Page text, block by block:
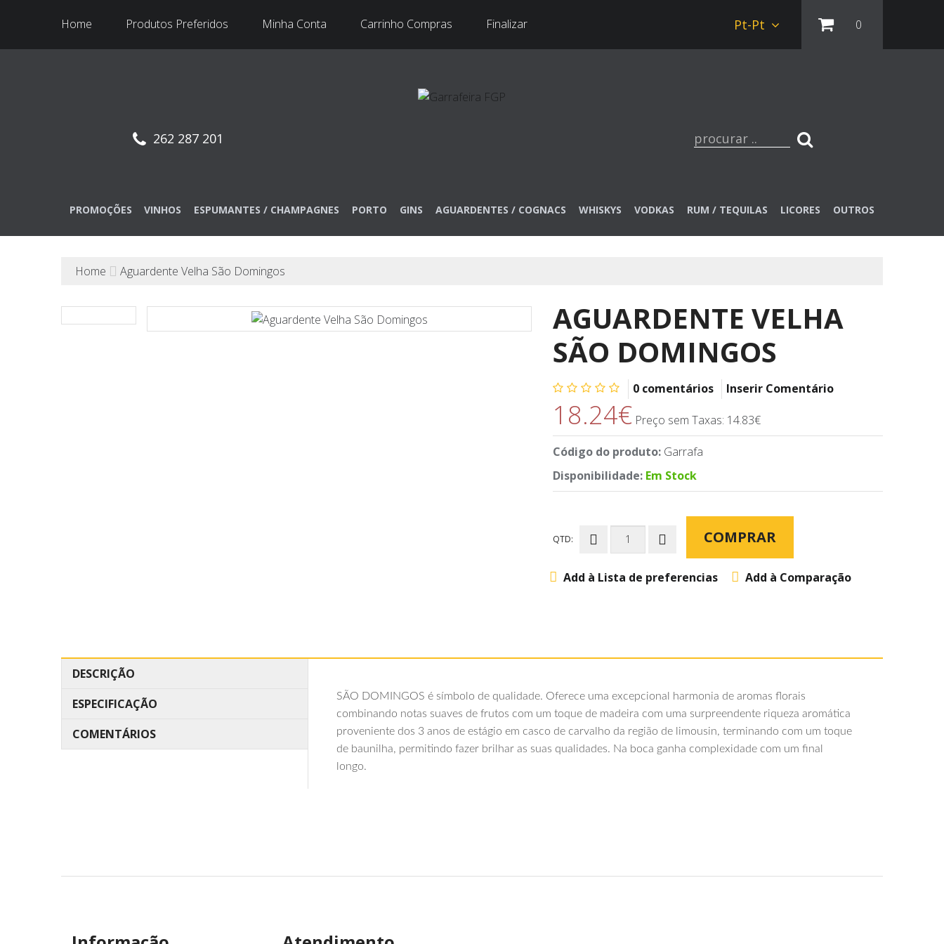
Home Produtos Preferidos Minha Conta Carrinho Compras Finalizar 0
Pt-Pt
262 287 201
PROMOÇÕES VINHOS ESPUMANTES / CHAMPAGNES PORTO GINS AGUARDENTES / COGNACS WHISKYS VODKAS RUM / TEQUILAS LICORES OUTROS
Home Aguardente Velha São Domingos
AGUARDENTE VELHA
SÃO DOMINGOS
0 comentários Inserir Comentário
18.24€ Preço sem Taxas: 14.83€
Código do produto: Garrafa
Disponibilidade: Em Stock
QTD: COMPRAR
Add à Lista de preferencias Add à Comparação
DESCRIÇÃO
ESPECIFICAÇÃO
COMENTÁRIOS
SÃO DOMINGOS é símbolo de qualidade. Oferece uma excepcional harmonia de aromas florais
combinando notas suaves de frutos com um toque de madeira com uma surpreendente riqueza aromática
proveniente dos 3 anos de estágio em casco de carvalho da região de limousin, terminando com um toque
de baunilha, permitindo fazer brilhar as suas qualidades. Na boca ganha complexidade com um final
longo.